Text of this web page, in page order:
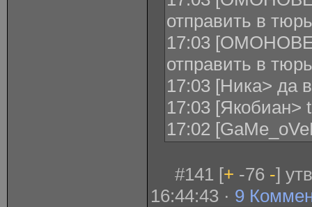
отправить в
17:03
отправить в
17:03 [Ника> да
17:03 [Якобиан>
17:02
#141 [+ -76 -]
16:44:43 · 9